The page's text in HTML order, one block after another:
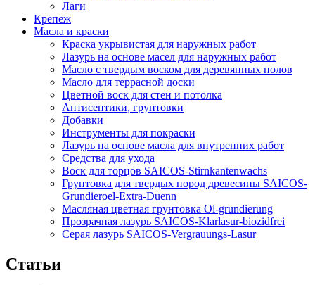
Лаги
Крепеж
Масла и краски
Краска укрывистая для наружных работ
Лазурь на основе масел для наружных работ
Масло с твердым воском для деревянных полов
Масло для террасной доски
Цветной воск для стен и потолка
Антисептики, грунтовки
Добавки
Инструменты для покраски
Лазурь на основе масла для внутренних работ
Средства для ухода
Воск для торцов SAICOS-Stirnkantenwachs
Грунтовка для твердых пород древесины SAICOS-
Grundieroel-Extra-Duenn
Масляная цветная грунтовка Ol-grundierung
Прозрачная лазурь SAICOS-Klarlasur-biozidfrei
Серая лазурь SAICOS-Vergrauungs-Lasur
Статьи